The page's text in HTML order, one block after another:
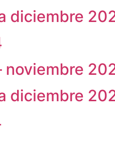
diciembre
noviembre
diciembre